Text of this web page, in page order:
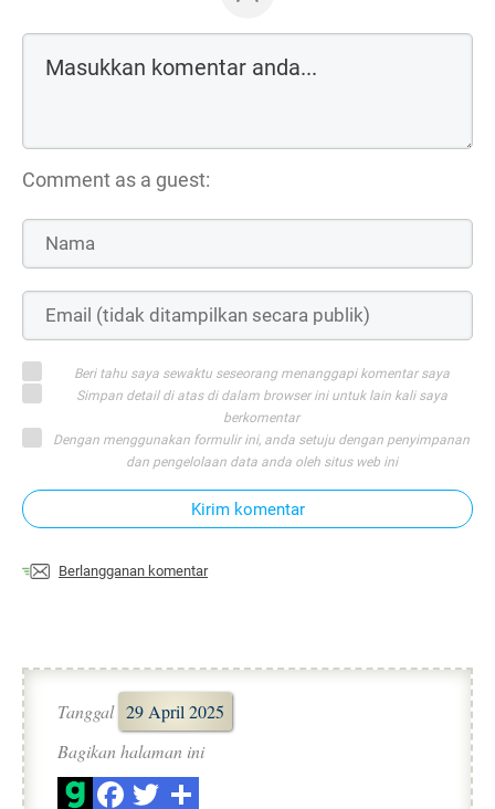
Comment as a guest:
Beri tahu saya sewaktu seseorang menanggapi komentar saya
Simpan detail di atas di dalam browser ini untuk lain kali saya
berkomentar
Dengan menggunakan formulir ini, anda setuju dengan penyimpanan
dan pengelolaan data anda oleh situs web ini
Kirim komentar
Berlangganan komentar
Tanggal 29 April 2025
Bagikan halaman ini